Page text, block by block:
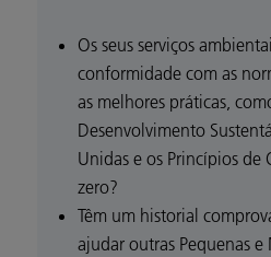
Os seus serviços
conformidade com as
as melhores práticas,
Desenvolvimento
Unidas e os Princípios de
zero?
Têm um historial
ajudar outras Pequenas e